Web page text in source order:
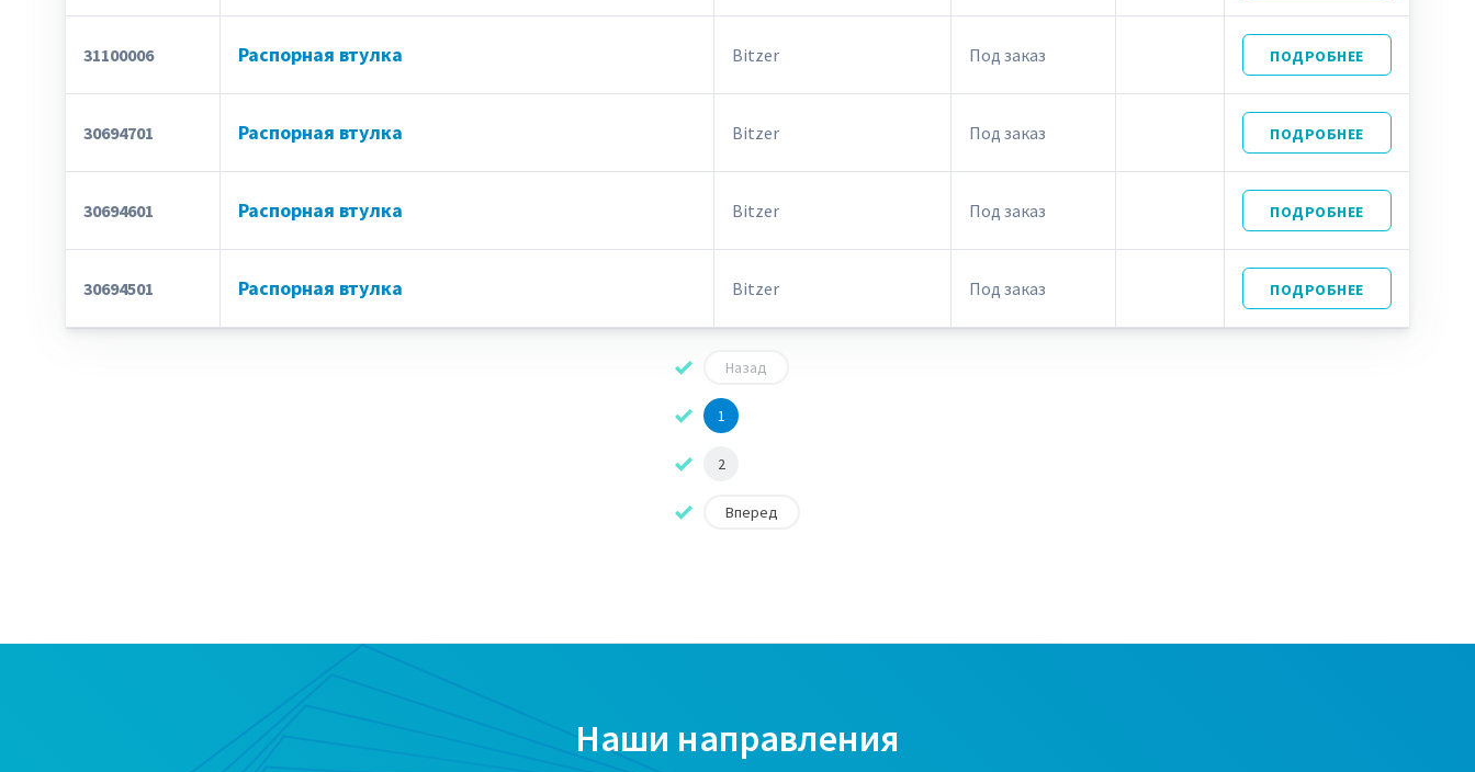
31100006 Распорная втулка Bitzer Под заказ ПОДРОБНЕЕ
30694701 Распорная втулка Bitzer Под заказ ПОДРОБНЕЕ
30694601 Распорная втулка Bitzer Под заказ ПОДРОБНЕЕ
30694501 Распорная втулка Bitzer Под заказ ПОДРОБНЕЕ
Назад
1
2
Вперед
Наши направления